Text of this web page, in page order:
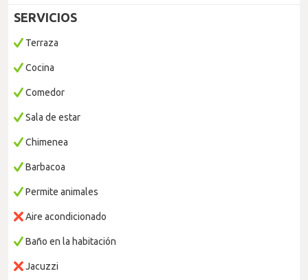
SERVICIOS
Terraza
Cocina
Comedor
Sala de estar
Chimenea
Barbacoa
Permite animales
Aire acondicionado
Baño en la habitación
Jacuzzi